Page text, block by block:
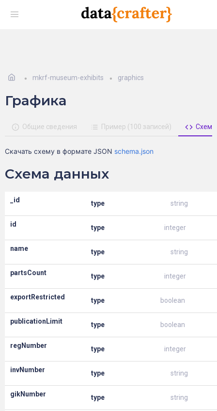
mkrf-museum-exhibits graphics
Графика
Общие сведения Пример (100 записей) Схема
Скачать схему в формате JSON schema.json
Схема данных
_id type string
id type integer
name type string
partsCount type integer
exportRestricted type boolean
publicationLimit type boolean
regNumber type integer
invNumber type string
gikNumber type string